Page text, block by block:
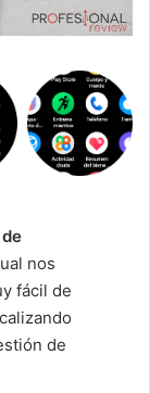
nos
fácil de
de